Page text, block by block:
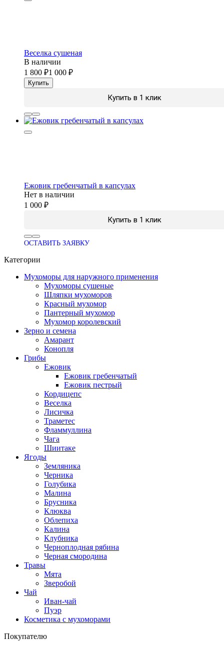
Веселка сушеная
В наличии
1 800
1 000
Купить
Купить в 1 клик
Ежовик гребенчатый в капсулах
Нет в наличии
1 000
Купить в 1 клик
ОСТАВИТЬ ЗАЯВКУ
Категории
Мухоморы для наружного применения
Мухоморы сушеные
Шляпки мухоморов
Красный мухомор
Пантерный мухомор
Мухомор королевский
Зерно и семена
Амарант
Конопля
Грибы
Ежовик
Ежовик гребенчатый
Ежовик пестрый
Кордицепс
Веселка
Лисичка
Траметес
Фламмуллина
Чага
Шиитаке
Ягоды
Земляника
Черника
Голубика
Малина
Брусника
Клюква
Облепиха
Калина
Клубника
Черноплодная рябина
Черная смородина
Травы
Мята
Зверобой
Чай
Иван-чай
Пуэр
Косметика с мухоморами
Покупателю